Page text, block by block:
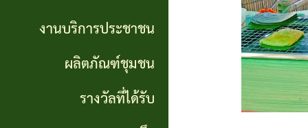
อบต.
งาน
บริการ
งานบริการประชาชน
ผลิตภัณฑ์ชุมชน
รางวัลที่ได้รับ